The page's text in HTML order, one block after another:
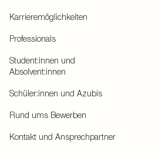
Karrieremöglichkeiten
Professionals
Student:innen und
Absolvent:innen
Schüler:innen und Azubis
Rund ums Bewerben
Kontakt und Ansprechpartner